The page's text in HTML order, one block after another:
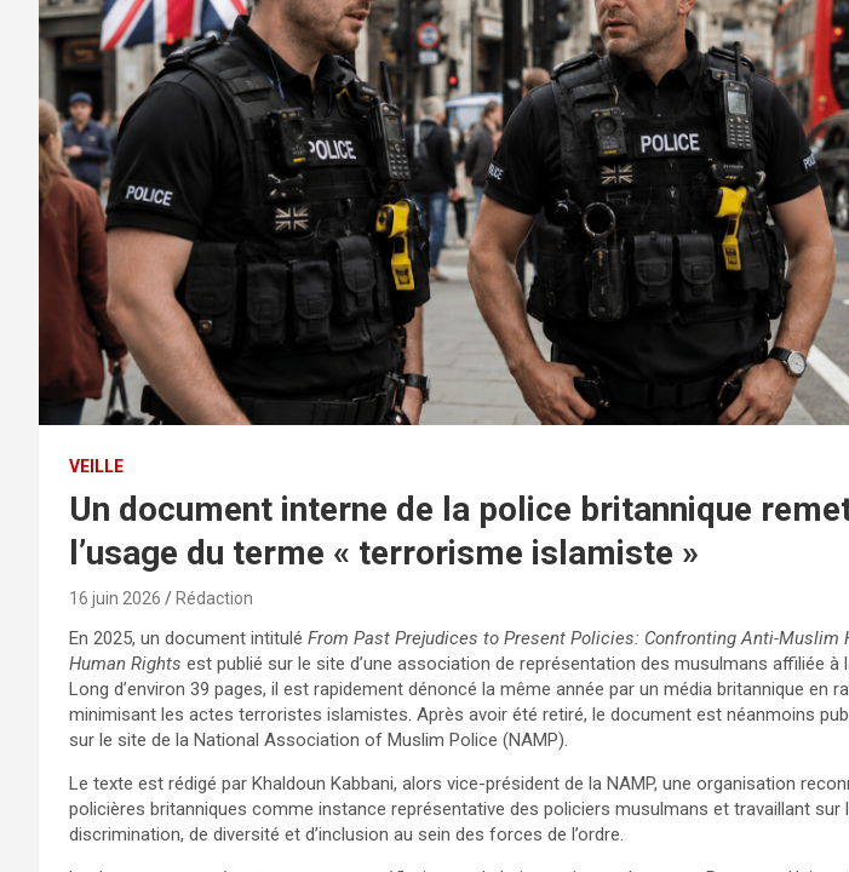
VEILLE
Un document interne de la police britannique
l’usage du terme « terrorisme islamiste »
16 juin 2026 Rédaction
En 2025, un document intitulé From Past Prejudices to Present Policies: Confronting Anti-Muslim
Human Rights est publié sur le site d’une association de représentation des musulmans affiliée à
Long d’environ 39 pages, il est rapidement dénoncé la même année par un média britannique en
minimisant les actes terroristes islamistes. Après avoir été retiré, le document est néanmoins
sur le site de la National Association of Muslim Police (NAMP).
Le texte est rédigé par Khaldoun Kabbani, alors vice-président de la NAMP, une organisation
policières britanniques comme instance représentative des policiers musulmans et travaillant sur
discrimination, de diversité et d’inclusion au sein des forces de l’ordre.